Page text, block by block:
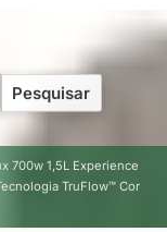
700w 1,5L Experience
TruFlow™ Cor